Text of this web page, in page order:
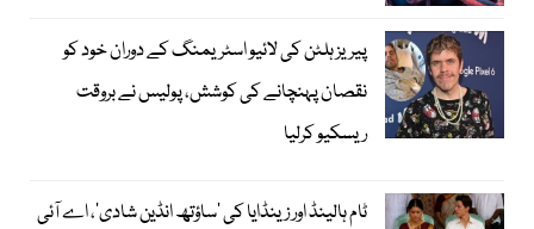
پیریز ہلٹن کی لائیو اسٹریمنگ کے دوران خود کو
نقصان پہنچانے کی کوشش، پولیس نے بروقت
ریسکیو کرلیا
ٹام ہالینڈ اور زینڈایا کی ’ساؤتھ انڈین شادی‘، اے آئی